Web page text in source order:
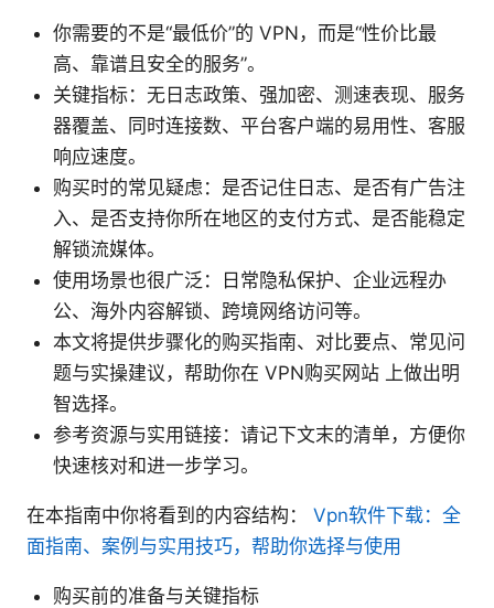
你需要的不是“最低价”的 VPN，而是“性价比最
高、靠谱且安全的服务”。
关键指标：无日志政策、强加密、测速表现、服务
器覆盖、同时连接数、平台客户端的易用性、客服
响应速度。
购买时的常见疑虑：是否记住日志、是否有广告注
入、是否支持你所在地区的支付方式、是否能稳定
解锁流媒体。
使用场景也很广泛：日常隐私保护、企业远程办
公、海外内容解锁、跨境网络访问等。
本文将提供步骤化的购买指南、对比要点、常见问
题与实操建议，帮助你在 VPN购买网站 上做出明
智选择。
参考资源与实用链接：请记下文末的清单，方便你
快速核对和进一步学习。
在本指南中你将看到的内容结构： Vpn软件下载：全
面指南、案例与实用技巧，帮助你选择与使用
购买前的准备与关键指标